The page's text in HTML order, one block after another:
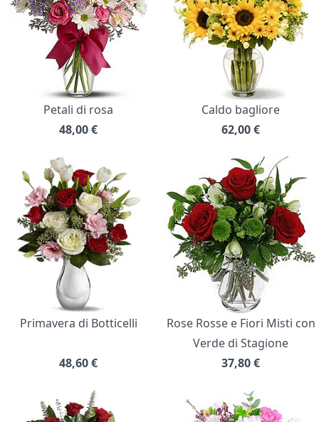
Petali di rosa
48,00€
Caldo bagliore
62,00€
Primavera di Botticelli
48,60€
Rose Rosse e Fiori Misti con
Verde di Stagione
37,80€